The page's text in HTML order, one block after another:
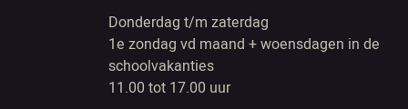
Donderdag t/m zaterdag
1e zondag vd maand + woensdagen in de
schoolvakanties
11.00 tot 17.00 uur